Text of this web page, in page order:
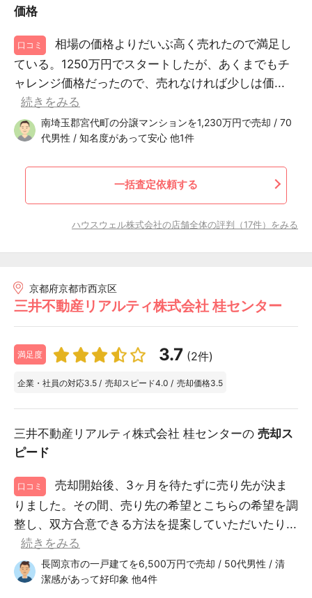
価格
口コミ
相場の価格よりだいぶ高く売れたので満足し
ている。1250万円でスタートしたが、あくまでもチ
ャレンジ価格だったので、売れなければ少しは価...
続きをみる
南埼玉郡宮代町の分譲マンションを1,230万円で売却 / 70
代男性 / 知名度があって安心 他1件
一括査定依頼する
ハウスウェル株式会社の店舗全体の評判（17件）をみる
京都府京都市西京区
三井不動産リアルティ株式会社 桂センター
満足度 3.7 (2件)
企業・社員の対応3.5 / 売却スピード4.0 / 売却価格3.5
三井不動産リアルティ株式会社 桂センターの 売却ス
ピード
口コミ
売却開始後、3ヶ月を待たずに売り先が決ま
りました。その間、売り先の希望とこちらの希望を調
整し、双方合意できる方法を提案していただいたり...
続きをみる
長岡京市の一戸建てを6,500万円で売却 / 50代男性 / 清
潔感があって好印象 他4件